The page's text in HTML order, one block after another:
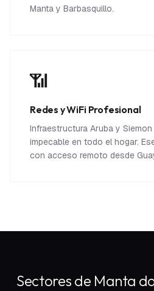
Manta y Barbasquillo.
📶
Redes y WiFi Profesional
Infraestructura Aruba y
impecable en todo el hogar.
con acceso remoto desde
Sectores de Manta